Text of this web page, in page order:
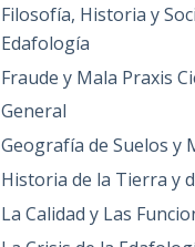
Filosofía, Historia y
Edafología
Fraude y Mala Praxis
General
Geografía de Suelos y
Historia de la Tierra y
La Calidad y Las